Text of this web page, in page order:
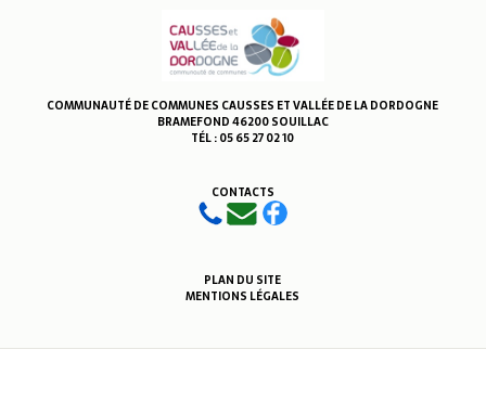
COMMUNAUTÉ DE COMMUNES CAUSSES ET VALLÉE DE LA DORDOGNE
BRAMEFOND 46200 SOUILLAC
TÉL : 05 65 27 02 10
CONTACTS
PLAN DU SITE
MENTIONS LÉGALES